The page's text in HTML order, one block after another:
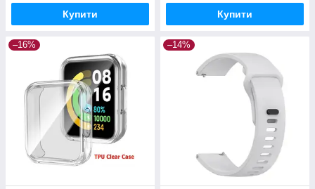
Купити Купити
–16% –14%